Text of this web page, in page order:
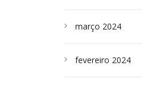
março 2024
fevereiro 2024